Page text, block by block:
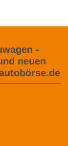
-
neuen